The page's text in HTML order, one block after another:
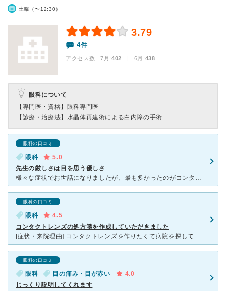
土曜（〜12:30）
3.79
4件
アクセス数 7月:402 | 6月:438
眼科について
【専門医・資格】 眼科専門医
【診療・治療法】 水晶体再建術による白内障の手術
眼科の口コミ
眼科
5.0
先生の厳しさは目を思う優しさ
様々な症状でお世話になりましたが、最も多かったのがコンタクトの処方です。 【良かったと思うところ】 ・先生は厳しいです。コンタクトレンズを使うことのリスクを十分に説明してくれます。ケアが不十分
眼科の口コミ
眼科
4.5
コンタクトレンズの処方箋を作成していただきました
[症状・来院理由] コンタクトレンズを作りたくて病院を探していたところ、他ウェブサイトに記載されていた口コミを参考にして行く病院を決定しました。 [医師の診断・治療法] 口コミどおり、受付はとも
眼科の口コミ
眼科 目の痛み・目が赤い
4.0
じっくり説明してくれます